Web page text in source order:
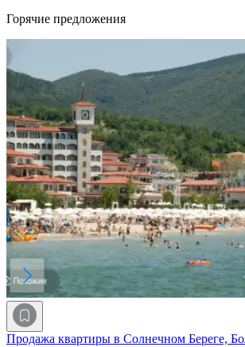
Горячие предложения
Продажа квартиры в Солнечном Береге,